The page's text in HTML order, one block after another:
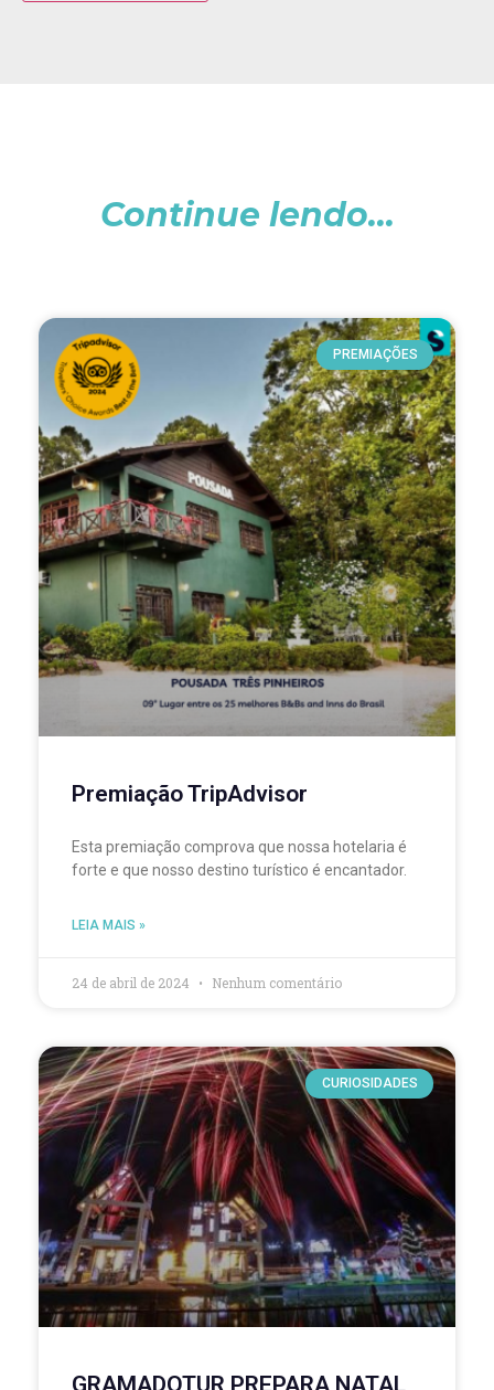
Continue lendo...
PREMIAÇÕES
Premiação TripAdvisor
Esta premiação comprova que nossa hotelaria é
forte e que nosso destino turístico é encantador.
LEIA MAIS »
24 de abril de 2024 Nenhum comentário
CURIOSIDADES
GRAMADOTUR PREPARA NATAL